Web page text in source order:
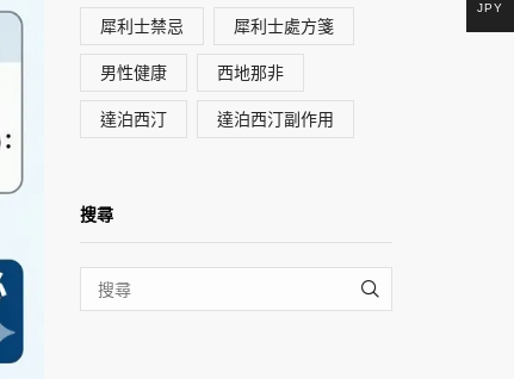
犀利士禁忌 犀利士處方箋
男性健康 西地那非
達泊西汀 達泊西汀副作用
搜尋
SEARCH
JPY